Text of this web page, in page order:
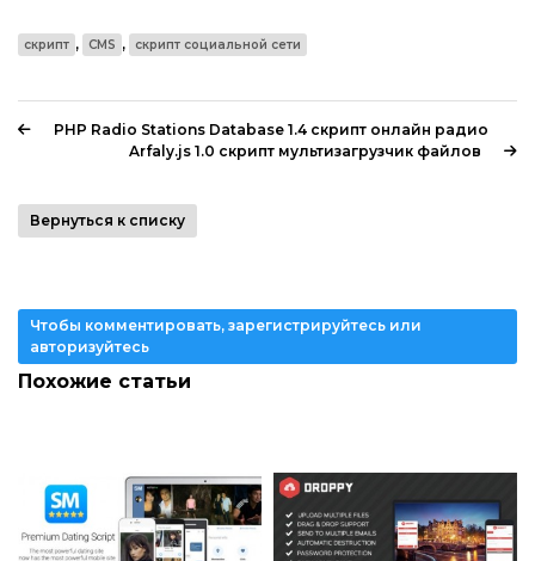
скрипт , CMS , скрипт социальной сети
PHP Radio Stations Database 1.4 скрипт онлайн радио
Arfaly.js 1.0 скрипт мультизагрузчик файлов
Вернуться к списку
Чтобы комментировать, зарегистрируйтесь или
авторизуйтесь
Похожие статьи